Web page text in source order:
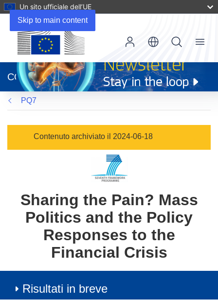
Skip to main content
Un sito ufficiale dell’UE
apre
in
una
nuova
finestra)
CORDIS
Menu
PQ7
Contenuto archiviato il 2024-06-18
Sharing the Pain? Mass
Politics and the Policy
Responses to the
Financial Crisis
Risultati in breve